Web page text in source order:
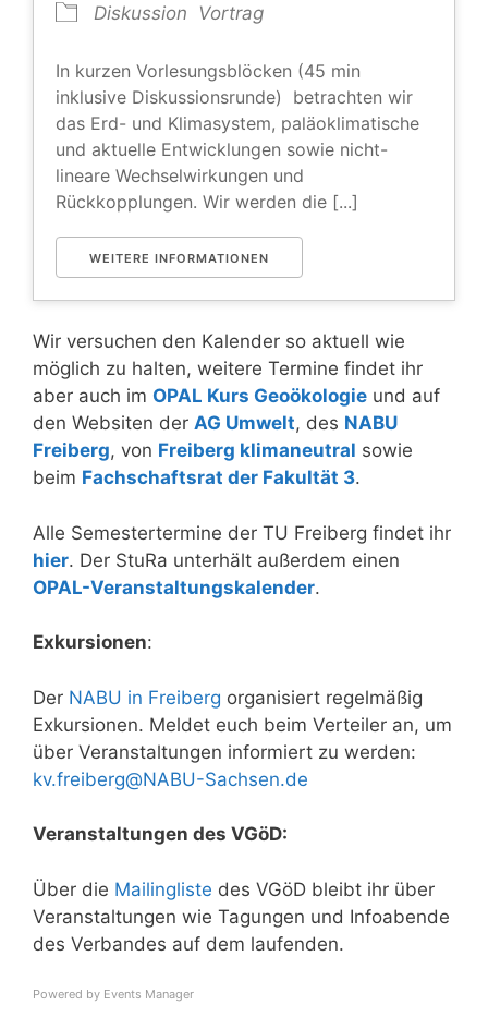
Diskussion
Vortrag
In kurzen Vorlesungsblöcken (45 min
inklusive Diskussionsrunde) betrachten wir
das Erd- und Klimasystem, paläoklimatische
und aktuelle Entwicklungen sowie nicht-
lineare Wechselwirkungen und
Rückkopplungen. Wir werden die [...]
WEITERE INFORMATIONEN
Wir versuchen den Kalender so aktuell wie
möglich zu halten, weitere Termine findet ihr
aber auch im OPAL Kurs Geoökologie und auf
den Websiten der AG Umwelt, des NABU
Freiberg, von Freiberg klimaneutral sowie
beim Fachschaftsrat der Fakultät 3.
Alle Semestertermine der TU Freiberg findet ihr
hier. Der StuRa unterhält außerdem einen
OPAL-Veranstaltungskalender.
Exkursionen:
Der NABU in Freiberg organisiert regelmäßig
Exkursionen. Meldet euch beim Verteiler an, um
über Veranstaltungen informiert zu werden:
kv.freiberg@NABU-Sachsen.de
Veranstaltungen des VGöD:
Über die Mailingliste des VGöD bleibt ihr über
Veranstaltungen wie Tagungen und Infoabende
des Verbandes auf dem laufenden.
Powered by Events Manager